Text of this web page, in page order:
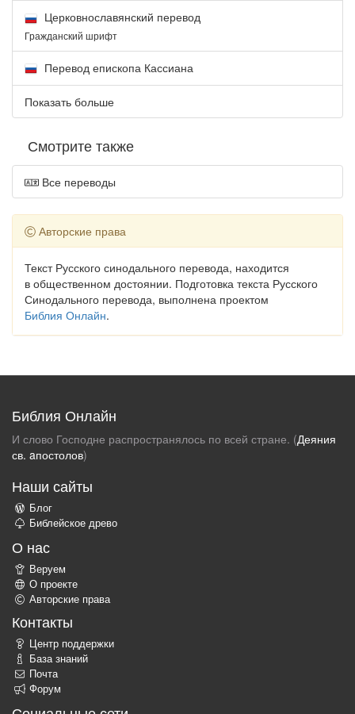
Церковнославянский перевод
Гражданский шрифт
Перевод епископа Кассиана
Показать больше
Смотрите также
Все переводы
Авторские права
Текст Русского синодального перевода, находится
в общественном достоянии. Подготовка текста Русского
Синодального перевода, выполнена проектом
Библия Онлайн.
Библия Онлайн
И слово Господне распространялось по всей стране. (Деяния
св. aпостолов)
Наши сайты
Блог
Библейское древо
О нас
Веруем
О проекте
Авторские права
Контакты
Центр поддержки
База знаний
Почта
Форум